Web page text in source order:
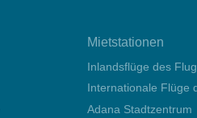
Mietstationen
Inlandsflüge des
Internationale Flüge
Adana Stadtzentrum